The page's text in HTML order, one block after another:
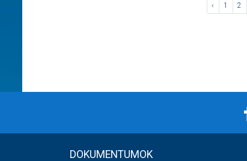
‹ 1 2
DOKUMENTUMOK